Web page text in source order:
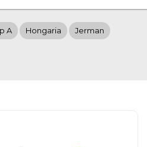
A Hongaria Jerman